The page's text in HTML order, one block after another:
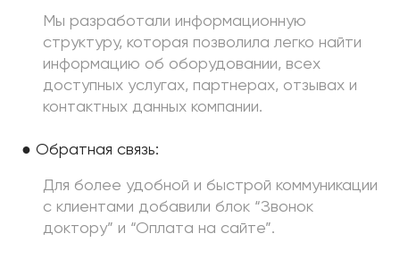
Мы разработали информационную
структуру, которая позволила легко найти
информацию об оборудовании, всех
доступных услугах, партнерах, отзывах и
контактных данных компании.
● Обратная связь:
Для более удобной и быстрой коммуникации
с клиентами добавили блок “Звонок
доктору” и “Оплата на сайте”.